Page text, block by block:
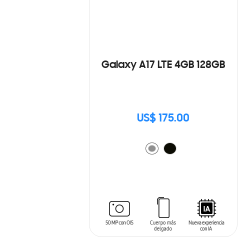
Galaxy A17 LTE 4GB 128GB
US$ 175.00